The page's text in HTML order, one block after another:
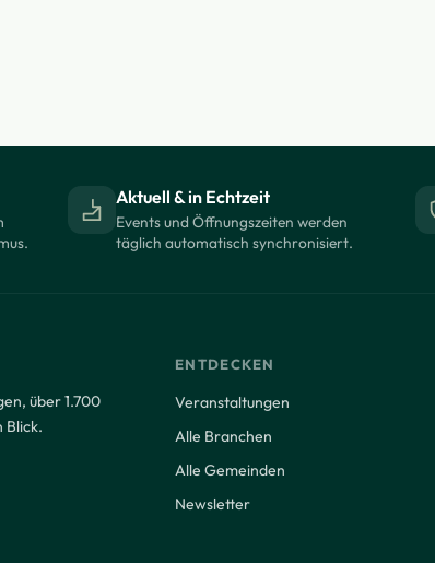
Aktuell & in Echtzeit
Events und Öffnungszeiten werden
täglich automatisch synchronisiert.
über 1.700
Blick.
ENTDECKEN
Veranstaltungen
Alle Branchen
Alle Gemeinden
Newsletter